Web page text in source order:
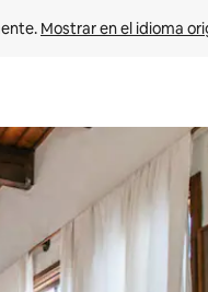
Mostrar en el idioma